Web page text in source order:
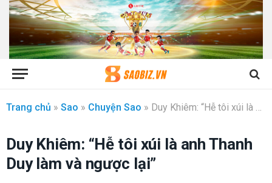
Trang chủ » Sao » Chuyện Sao » Duy Khiêm: “Hễ tôi xúi là anh Thanh Duy làm và ngược lại”
Duy Khiêm: “Hễ tôi xúi là anh Thanh
Duy làm và ngược lại”